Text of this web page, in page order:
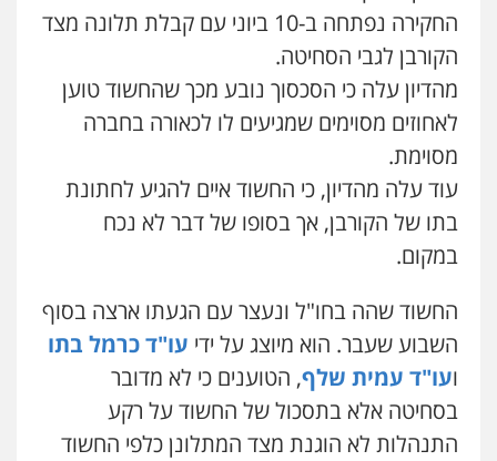
אייל בן שושן, עורך דין פלילי
פלילי מעצרים וחקירות
0522763105
פלילי צבאי מעצרים וחקירות
0547342002
עו"ד אלון קריטי
פלילי כלכלי אלימות סמים מעצרים
0525544654
עו"ד דפנה לביא
משפחה גישור
החקירה נפתחה ב-10 ביוני עם קבלת תלונה מצד
הקורבן לגבי הסחיטה.
מהדיון עלה כי הסכסוך נובע מכך שהחשוד טוען
לאחוזים מסוימים שמגיעים לו לכאורה בחברה
מסוימת.
עוד עלה מהדיון, כי החשוד איים להגיע לחתונת
בתו של הקורבן, אך בסופו של דבר לא נכח
במקום.
החשוד שהה בחו"ל ונעצר עם הגעתו ארצה בסוף
השבוע שעבר. הוא מיוצג על ידי עו"ד כרמל בתו
ועו"ד עמית שלף, הטוענים כי לא מדובר
בסחיטה אלא בתסכול של החשוד על רקע
התנהלות לא הוגנת מצד המתלונן כלפי החשוד